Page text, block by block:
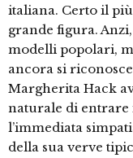
italiana. Certo il
grande figura.
modelli popolari,
ancora si
Margherita Hack
naturale di entrare
l’immediata
della sua verve